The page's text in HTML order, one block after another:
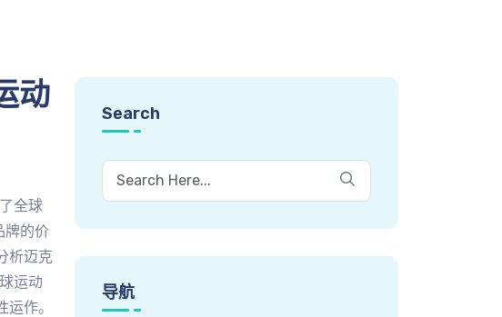
动
全球
牌的价
析迈克
运动
作。
Search
导航